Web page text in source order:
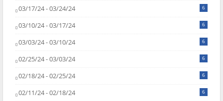
03/17/24 - 03/24/24 6
03/10/24 - 03/17/24 6
03/03/24 - 03/10/24 6
02/25/24 - 03/03/24 6
02/18/24 - 02/25/24 6
02/11/24 - 02/18/24 6